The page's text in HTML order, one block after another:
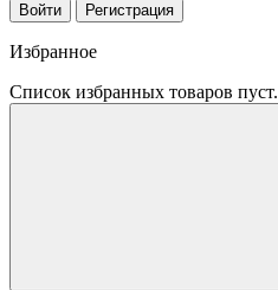
Войти Регистрация
Избранное
Список избранных товаров пуст.